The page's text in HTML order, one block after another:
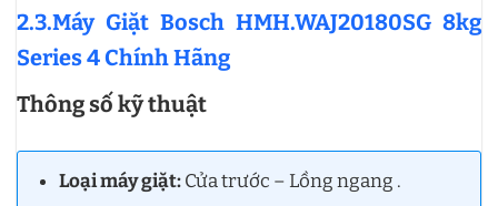
2.3.Máy Giặt Bosch HMH.WAJ20180SG 8kg
Series 4 Chính Hãng
Thông số kỹ thuật
Loại máy giặt:Cửa trước – Lồng ngang .